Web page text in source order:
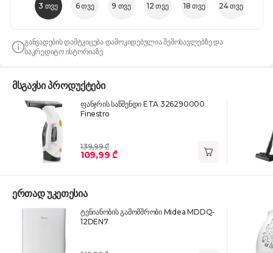
3 თვე 6 თვე 9 თვე 12 თვე 18 თვე 24 თვე
განვადების დამტკიცება დამოკიდებულია შემოსავლებზე და
საკრედიტო ისტორიაზე
მსგავსი პროდუქტები
ფანჯრის საწმენდი ETA 326290000
Finestro
139,99 ₾
109,99 ₾
ერთად უკეთესია
ტენიანობის გამომშრობი Midea MDDQ-
12DEN7